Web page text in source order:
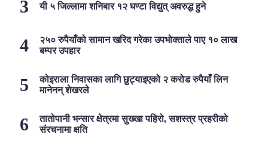
यी ५ जिल्लामा शनिबार १२ घण्टा विद्युत् अवरुद्ध हुने
२५० रुपैयाँको सामान खरिद गरेका उपभोक्ताले पाए १० लाख
बम्पर उपहार
कोइराला निवासका लागि छुट्याइएको २ करोड रुपैयाँ लिन
मानेनन् शेखरले
तातोपानी भन्सार क्षेत्रमा सुख्खा पहिरो, सशस्त्र प्रहरीको
संरचनामा क्षति